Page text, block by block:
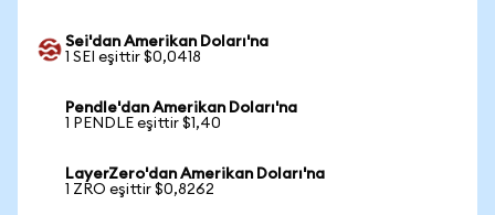
Sei'dan Amerikan Doları'na
1 SEI eşittir $0,0418
Pendle'dan Amerikan Doları'na
1 PENDLE eşittir $1,40
LayerZero'dan Amerikan Doları'na
1 ZRO eşittir $0,8262